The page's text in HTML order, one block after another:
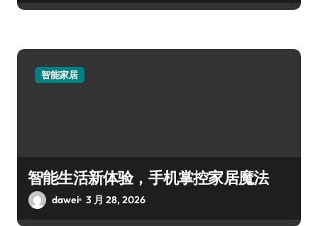
智能家居
智能生活新体验，手机掌控家居魔法
dawei 3 月 28, 2026